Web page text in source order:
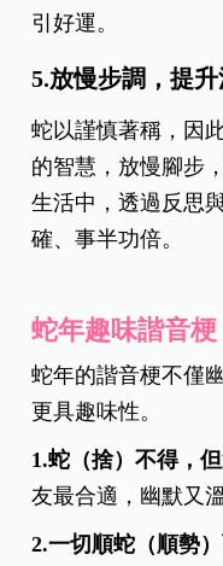
引好運。
5.放慢步調，提升
蛇以謹慎著稱，因
的智慧，放慢腳步
生活中，透過反思
確、事半功倍。
蛇年趣味諧音
蛇年的諧音梗不僅
更具趣味性。
1.蛇（捨）不得，
友最合適，幽默又溫
2.一切順蛇（順勢